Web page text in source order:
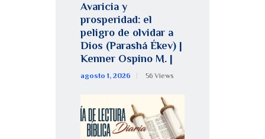
Avaricia y
prosperidad: el
peligro de olvidar a
Dios (Parashá Ékev) |
Kenner Ospino M. |
agosto 1, 2026 56 Views